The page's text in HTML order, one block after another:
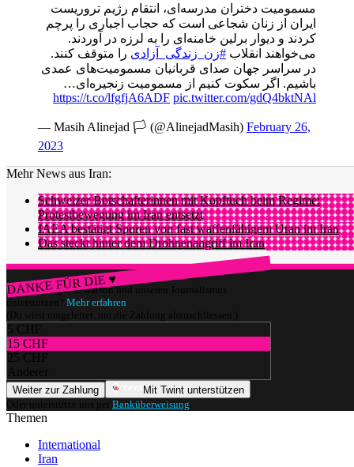
مسمومیت دختران مدرسه‌ای، انتقام رژیم تروریست
ایران از زنان شجاعی است که حجاب اجباری را پرچم
کردند و دیوار برلین خامنه‌ای را به لرزه در آوردند.
می‌خواهند انقلاب #زن_زندگی_آزادی را متوقف کنند.
در سراسر جهان صدای قربانیان مسمومیت‌های عمدی
باشیم. اگر سکوت کنیم از مسمومیت زنجیره‌ای…
https://t.co/lfgfjA6ADF pic.twitter.com/gdQ4bktNAl
— Masih Alinejad 🏳️ (@AlinejadMasih) February 26,
2023
Mehr News aus Iran:
Schweizer Botschafterinnen mit Kopftuch beim Regime:
Protestbewegung im Iran entsetzt
IAEA bestätigt Spuren von fast waffenfähigem Uran im Iran
Das steckt hinter dem Drohnenangriff im Iran​
DANKE FÜR DIE ♥
Würdest du gerne watson und unseren Journalismus
unterstützen? Mehr erfahren
(Du wirst umgeleitet, um die Zahlung abzuschliessen.)
5 CHF
15 CHF
25 CHF
Anderer
Weiter zur Zahlung
Mit Twint unterstützen
Oder unterstütze uns per Banküberweisung
Themen
International
Iran